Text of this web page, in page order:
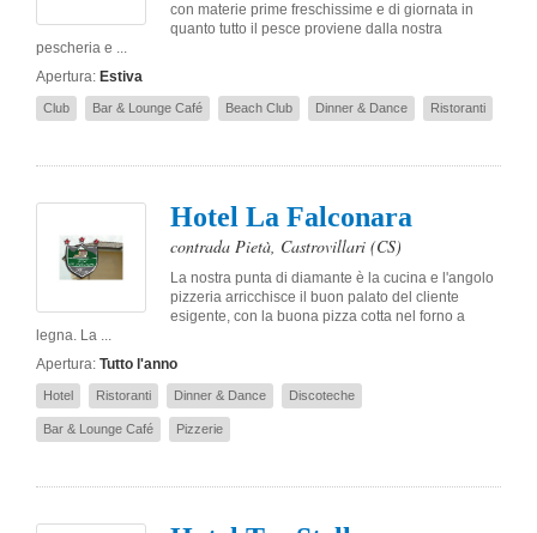
con materie prime freschissime e di giornata in
quanto tutto il pesce proviene dalla nostra
pescheria e ...
Apertura: Estiva
Club Bar & Lounge Café Beach Club Dinner & Dance Ristoranti
Hotel La Falconara
contrada Pietà, Castrovillari (CS)
La nostra punta di diamante è la cucina e l'angolo
pizzeria arricchisce il buon palato del cliente
esigente, con la buona pizza cotta nel forno a
legna. La ...
Apertura: Tutto l'anno
Hotel Ristoranti Dinner & Dance Discoteche
Bar & Lounge Café Pizzerie